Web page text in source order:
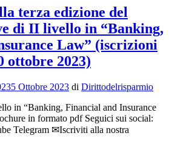
terza edizione del
di II livello in “Banking,
Law” (iscrizioni
ottobre 2023)
5 Ottobre 2023 di Dirittodelrisparmio
in “Banking, Financial and Insurance
in formato pdf Seguici sui social:
Telegram ✉Iscriviti alla nostra